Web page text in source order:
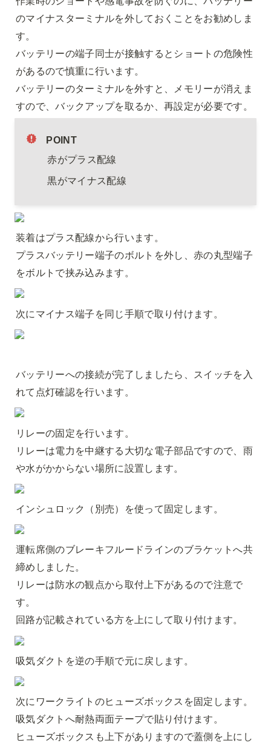
のマイナスターミナルを外しておくことをお勧めしま
す。
バッテリーの端子同士が接触するとショートの危険性
があるので慎重に行います。
バッテリーのターミナルを外すと、メモリーが消えま
すので、バックアップを取るか、再設定が必要です。
POINT
赤がプラス配線
黒がマイナス配線
装着はプラス配線から行います。
プラスバッテリー端子のボルトを外し、赤の丸型端子
をボルトで挟み込みます。
次にマイナス端子を同じ手順で取り付けます。
バッテリーへの接続が完了しましたら、スイッチを入
れて点灯確認を行います。
リレーの固定を行います。
リレーは電力を中継する大切な電子部品ですので、雨
や水がかからない場所に設置します。
インシュロック（別売）を使って固定します。
運転席側のブレーキフルードラインのブラケットへ共
締めしました。
リレーは防水の観点から取付上下があるので注意で
す。
回路が記載されている方を上にして取り付けます。
吸気ダクトを逆の手順で元に戻します。
次にワークライトのヒューズボックスを固定します。
吸気ダクトへ耐熱両面テープで貼り付けます。
ヒューズボックスも上下がありますので蓋側を上にし